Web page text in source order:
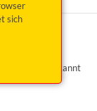
sich
nicht bekannt